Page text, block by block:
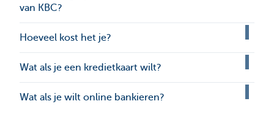
van KBC?
Hoeveel kost het je?
Wat als je een kredietkaart wilt?
Wat als je wilt online bankieren?